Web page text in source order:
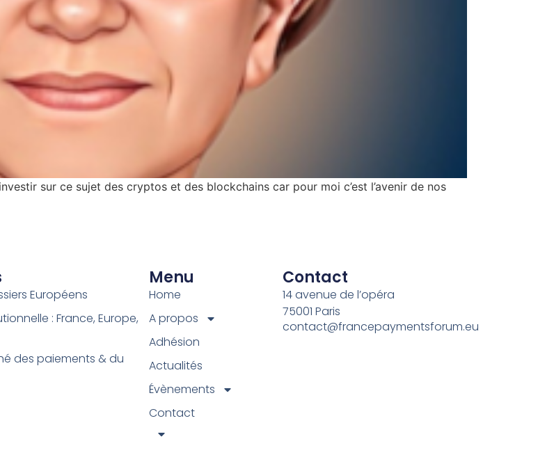
sur ce sujet des cryptos et des blockchains car pour moi c’est l’avenir de nos
Européens
: France, Europe,
des paiements & du
Menu
Home
A propos
Adhésion
Actualités
Évènements
Contact
Contact
14 avenue de l’opéra
75001 Paris
contact@francepaymentsforum.eu